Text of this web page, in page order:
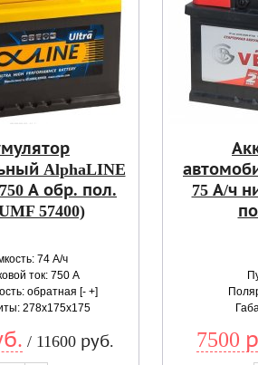
AlphaLINE
А обр. пол.
57400)
74 А/ч
ток: 750 А
обратная [- +]
278x175x175
/ 11600 руб.
75 А/ч
7500